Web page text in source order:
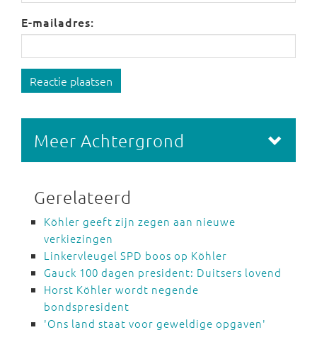
E-mailadres:
Reactie plaatsen
Meer Achtergrond
Gerelateerd
Köhler geeft zijn zegen aan nieuwe
verkiezingen
Linkervleugel SPD boos op Köhler
Gauck 100 dagen president: Duitsers lovend
Horst Köhler wordt negende
bondspresident
'Ons land staat voor geweldige opgaven'